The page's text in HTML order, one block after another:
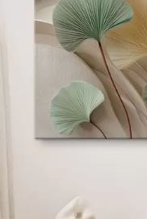
✗Környezetbarát
Prémium
Ft
Élénk, gazdag színek
Fakulásálló
✓Biztonságos,